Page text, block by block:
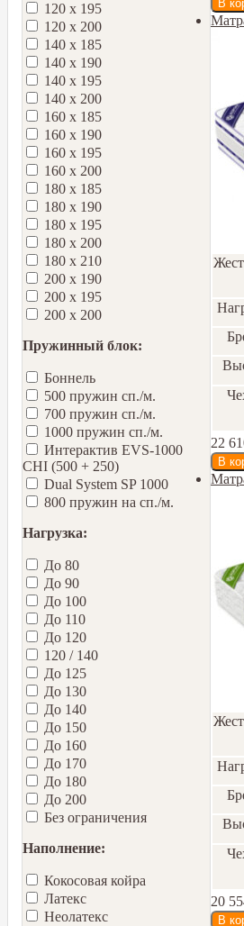
120 х 195
120 х 200
140 х 185
140 х 190
140 х 195
140 х 200
160 х 185
160 х 190
160 х 195
160 х 200
180 х 185
180 х 190
180 х 195
180 х 200
180 х 210
200 х 190
200 х 195
200 х 200
Пружинный блок:
Боннель
500 пружин сп./м.
700 пружин сп./м.
1000 пружин сп./м.
Интерактив EVS-1000
CHI (500 + 250)
Dual System SP 1000
800 пружин на сп./м.
Нагрузка:
До 80
До 90
До 100
До 110
До 120
120 / 140
До 125
До 130
До 140
До 150
До 160
До 170
До 180
До 200
Без ограничения
Наполнение:
Кокосовая койра
Латекс
Неолатекс
22
20